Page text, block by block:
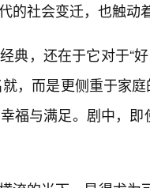
的社会变迁，也触动
典，还在于它对于“
，而是更侧重于家
福与满足。剧中，